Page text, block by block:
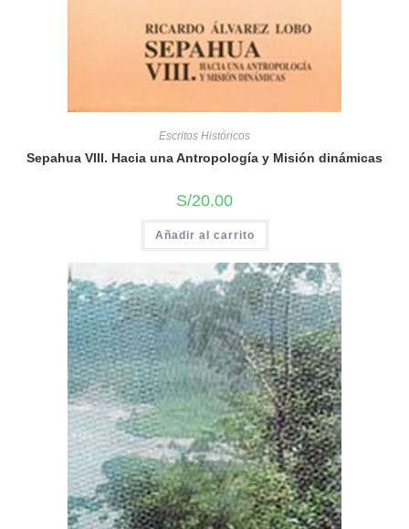
Escritos Históricos
Sepahua VIII. Hacia una Antropología y Misión dinámicas
S/20.00
Añadir al carrito